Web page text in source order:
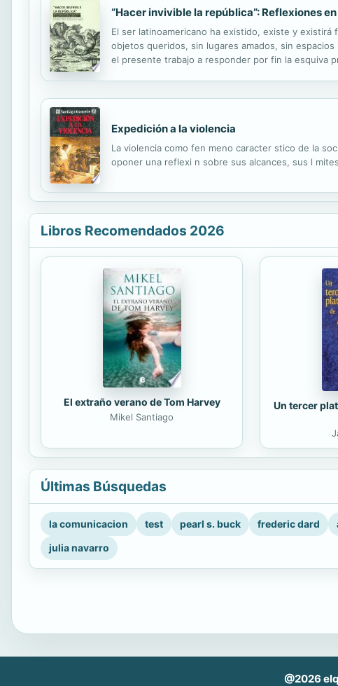
“Hacer invivible la república”: Reflexiones
El ser latinoamericano ha existido, existe y
objetos queridos, sin lugares amados, sin
el presente trabajo a responder por fin la esquiva
Expedición a la violencia
La violencia como fen meno caracter stico de la
oponer una reflexi n sobre sus alcances, sus l
Libros Recomendados 2026
El extraño verano de Tom Harvey
Mikel Santiago
Un tercer
Últimas Búsquedas
la comunicacion test pearl s. buck frederic dard
julia navarro
@2026